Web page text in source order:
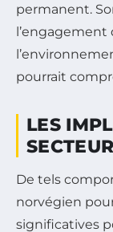
permanent.
l’engagement
pourrait
LES
De tels
norvégien
significatives